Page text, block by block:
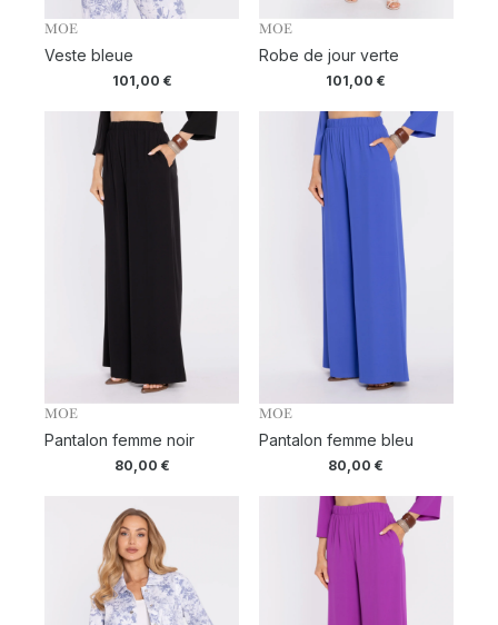
MOE
Veste bleue
101,00 €
MOE
Robe de jour verte
101,00€
MOE
Pantalon femme noir
80,00 €
MOE
Pantalon femme bleu
80,00€